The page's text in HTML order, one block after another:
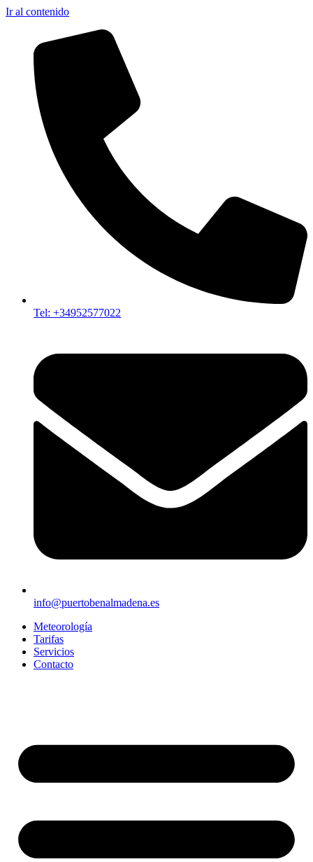
Ir al contenido
Tel: +34952577022
info@puertobenalmadena.es
Meteorología
Tarifas
Servicios
Contacto